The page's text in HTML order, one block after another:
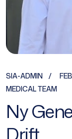
SIA-ADMIN
MEDICAL TEAM
Ny